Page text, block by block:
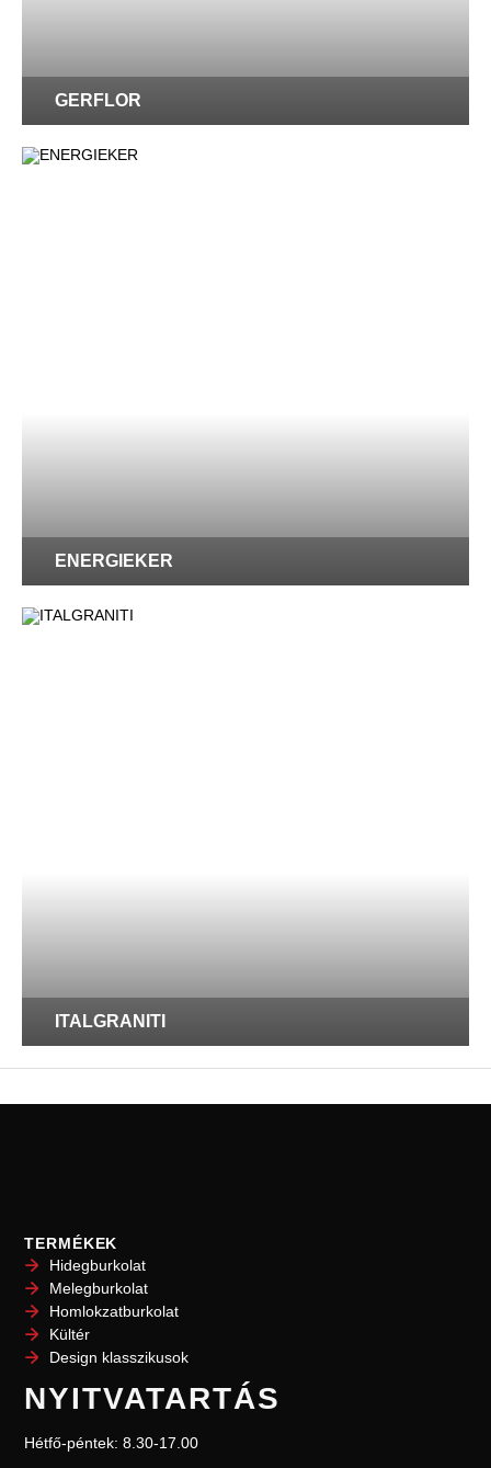
GERFLOR
ENERGIEKER
ITALGRANITI
TERMÉKEK
Hidegburkolat
Melegburkolat
Homlokzatburkolat
Kültér
Design klasszikusok
NYITVATARTÁS
Hétfő-péntek: 8.30-17.00